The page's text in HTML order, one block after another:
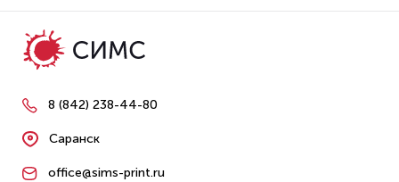
8 (842) 238-44-80
Саранск
office@sims-print.ru